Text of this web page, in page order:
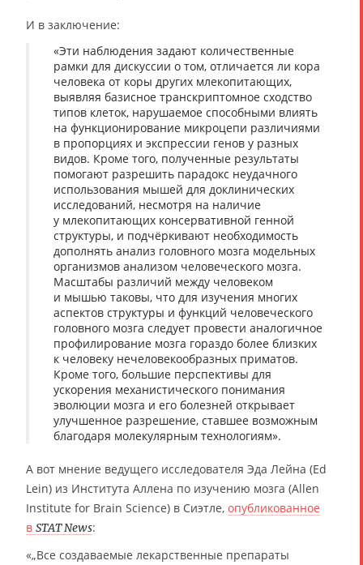
И в заключение:
«Эти наблюдения задают количественные
рамки для дискуссии о том, отличается ли кора
человека от коры других млекопитающих,
выявляя базисное транскриптомное сходство
типов клеток, нарушаемое способными влиять
на функционирование микроцепи различиями
в пропорциях и экспрессии генов у разных
видов. Кроме того, полученные результаты
помогают разрешить парадокс неудачного
использования мышей для доклинических
исследований, несмотря на наличие
у млекопитающих консервативной генной
структуры, и подчёркивают необходимость
дополнять анализ головного мозга модельных
организмов анализом человеческого мозга.
Масштабы различий между человеком
и мышью таковы, что для изучения многих
аспектов структуры и функций человеческого
головного мозга следует провести аналогичное
профилирование мозга гораздо более близких
к человеку нечеловекообразных приматов.
Кроме того, большие перспективы для
ускорения механистического понимания
эволюции мозга и его болезней открывает
улучшенное разрешение, ставшее возможным
благодаря молекулярным технологиям».
А вот мнение ведущего исследователя Эда Лейна (Ed
Lein) из Института Аллена по изучению мозга (Allen
Institute for Brain Science) в Сиэтле, опубликованное
в STAT News:
«„Все создаваемые лекарственные препараты